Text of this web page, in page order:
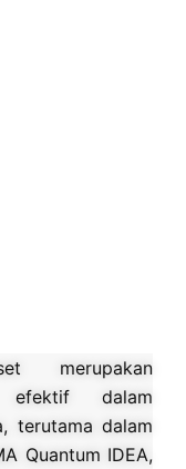
merupakan
efektif dalam
terutama dalam
Quantum IDEA,